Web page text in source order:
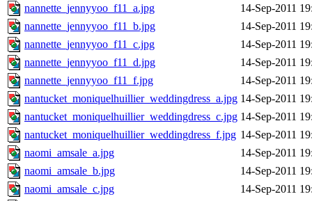
nannette_jennyyoo_f11_a.jpg
14-Sep-2011
nannette_jennyyoo_f11_b.jpg
14-Sep-2011
nannette_jennyyoo_f11_c.jpg
14-Sep-2011
nannette_jennyyoo_f11_d.jpg
14-Sep-2011
nannette_jennyyoo_f11_f.jpg
14-Sep-2011
nantucket_moniquelhuillier_weddingdress_a.jpg 14-Sep-2011
nantucket_moniquelhuillier_weddingdress_c.jpg 14-Sep-2011
nantucket_moniquelhuillier_weddingdress_f.jpg 14-Sep-2011
naomi_amsale_a.jpg
14-Sep-2011
naomi_amsale_b.jpg
14-Sep-2011
naomi_amsale_c.jpg
14-Sep-2011